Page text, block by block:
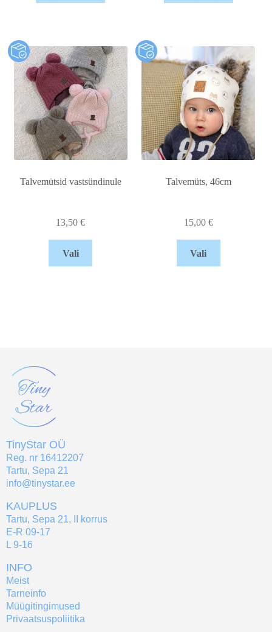
Talvemütsid vastsündinule
13,50€
Vali
Talvemüts, 46cm
15,00 €
Vali
TinyStar OÜ
Reg. nr 16412207
Tartu, Sepa 21
info@tinystar.ee
KAUPLUS
Tartu, Sepa 21, II korrus
E-R 09-17
L 9-16
INFO
Meist
Tarneinfo
Müügitingimused
Privaatsuspoliitika